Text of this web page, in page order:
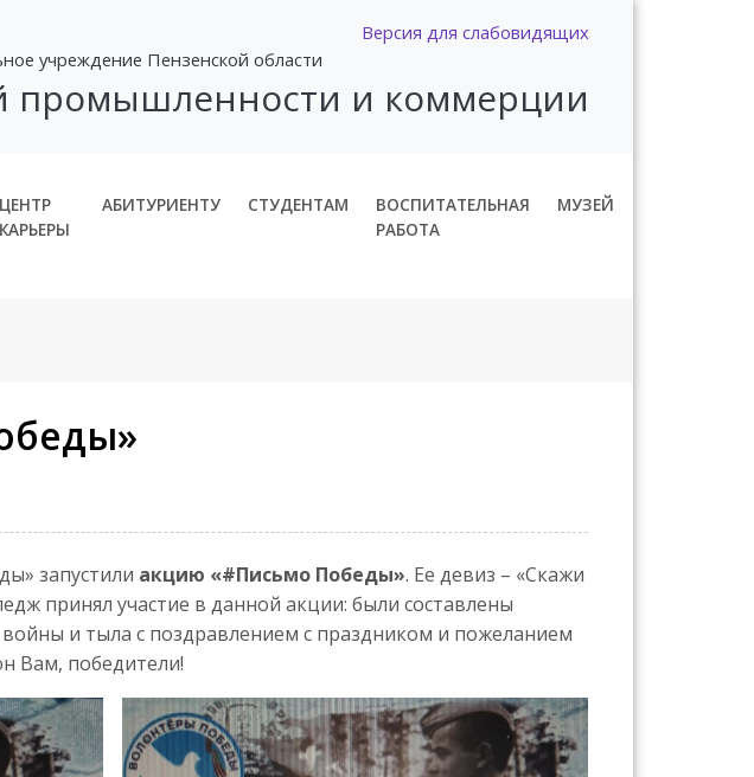
Версия для слабовидящих
учреждение Пензенской области
промышленности и коммерции
ЦЕНТР
КАРЬЕРЫ
АБИТУРИЕНТУ СТУДЕНТАМ
ВОСПИТАТЕЛЬНАЯ
РАБОТА
МУЗЕЙ
запустили акцию «#Письмо Победы». Ее девиз – «Скажи
принял участие в данной акции: были составлены
и тыла с поздравлением с праздником и пожеланием
Вам, победители!